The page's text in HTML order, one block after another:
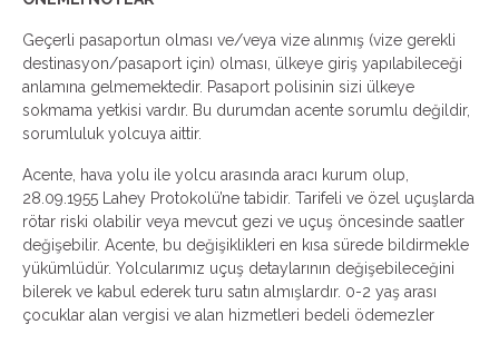
Geçerli pasaportun olması ve/veya vize alınmış (vize gerekli
destinasyon/pasaport için) olması, ülkeye giriş yapılabileceği
anlamına gelmemektedir. Pasaport polisinin sizi ülkeye
sokmama yetkisi vardır. Bu durumdan acente sorumlu değildir,
sorumluluk yolcuya aittir.
Acente, hava yolu ile yolcu arasında aracı kurum olup,
28.09.1955 Lahey Protokolü’ne tabidir. Tarifeli ve özel uçuşlarda
rötar riski olabilir veya mevcut gezi ve uçuş öncesinde saatler
değişebilir. Acente, bu değişiklikleri en kısa sürede bildirmekle
yükümlüdür. Yolcularımız uçuş detaylarının değişebileceğini
bilerek ve kabul ederek turu satın almışlardır. 0-2 yaş arası
çocuklar alan vergisi ve alan hizmetleri bedeli ödemezler